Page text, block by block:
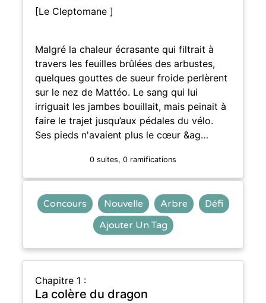
[Le Cleptomane ]
Malgré la chaleur écrasante qui filtrait à
travers les feuilles brûlées des arbustes,
quelques gouttes de sueur froide perlèrent
sur le nez de Mattéo. Le sang qui lui
irriguait les jambes bouillait, mais peinait à
faire le trajet jusqu’aux pédales du vélo.
Ses pieds n'avaient plus le cœur &ag…
0 suites, 0 ramifications
Concours Nouvelle Arbre
Défi
Ajouter Un Tag
Chapitre 1 :
La colère du dragon